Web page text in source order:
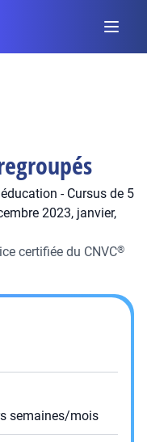
- Cursus de 5
2023, janvier,
certifiée du CNVC®
semaines/mois